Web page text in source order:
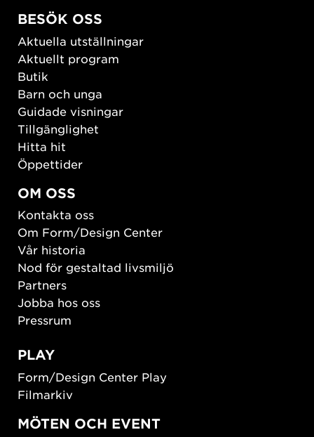
BESÖK OSS
Aktuella utställningar
Aktuellt program
Butik
Barn och unga
Guidade visningar
Tillgänglighet
Hitta hit
Öppettider
OM OSS
Kontakta oss
Om Form/Design Center
Vår historia
Nod för gestaltad livsmiljö
Partners
Jobba hos oss
Pressrum
PLAY
Form/Design Center Play
Filmarkiv
MÖTEN OCH EVENT